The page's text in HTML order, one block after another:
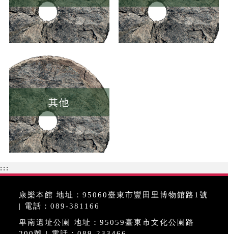
其他
:::
康樂本館 地址：95060臺東市豐田里博物館路1號
| 電話：089-381166
卑南遺址公園 地址：95059臺東市文化公園路